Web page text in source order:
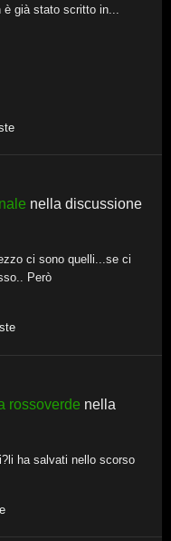
già stato scritto in...
nella discussione
ci sono quelli...se ci
Però
rossoverde nella
ha salvati nello scorso